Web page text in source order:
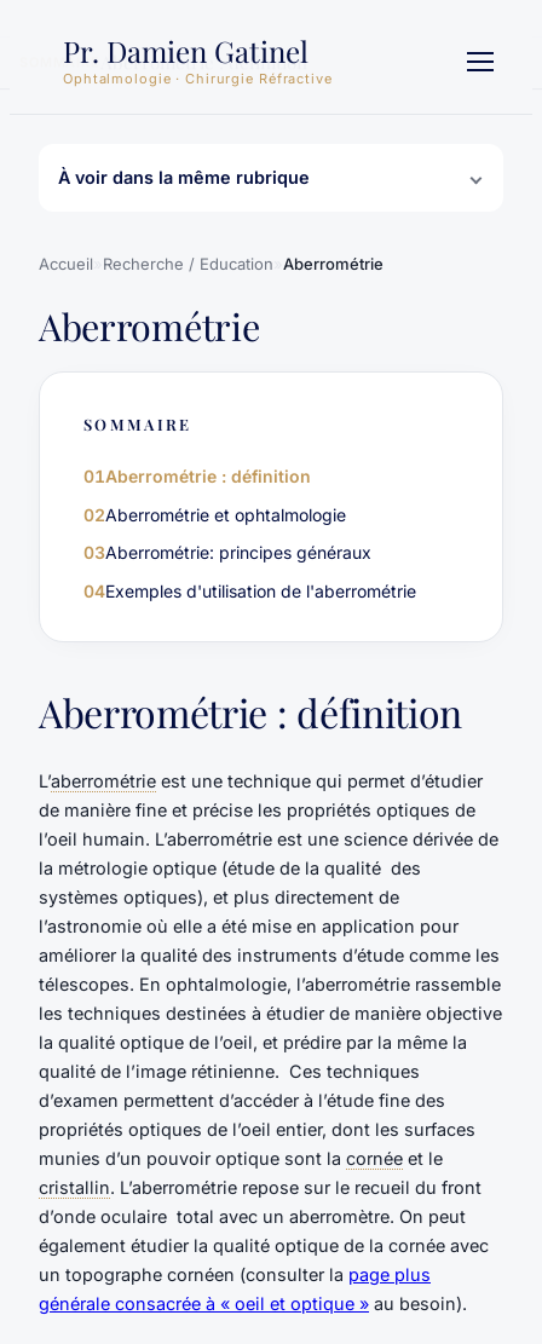
contenu
Pr. Damien Gatinel
Ophtalmologie · Chirurgie Réfractive
Accueil Recherche / Education Aberrométrie
Aberrométrie
SOMMAIRE
01Aberrométrie : définition
02Aberrométrie et ophtalmologie
03Aberrométrie: principes généraux
04Exemples d'utilisation de l'aberrométrie
Aberrométrie : définition
L’aberrométrie est une technique qui permet d’étudier
de manière fine et précise les propriétés optiques de
l’oeil humain. L’aberrométrie est une science dérivée de
la métrologie optique (étude de la qualité des
systèmes optiques), et plus directement de
l’astronomie où elle a été mise en application pour
améliorer la qualité des instruments d’étude comme les
télescopes. En ophtalmologie, l’aberrométrie rassemble
les techniques destinées à étudier de manière objective
la qualité optique de l’oeil, et prédire par la même la
qualité de l’image rétinienne. Ces techniques
d’examen permettent d’accéder à l’étude fine des
propriétés optiques de l’oeil entier, dont les surfaces
munies d’un pouvoir optique sont la cornée et le
cristallin. L’aberrométrie repose sur le recueil du front
d’onde oculaire total avec un aberromètre. On peut
également étudier la qualité optique de la cornée avec
un topographe cornéen (consulter la page plus
générale consacrée à « oeil et optique » au besoin).
À voir dans la même rubrique
SOMMAIRE Aberrométrie : définition